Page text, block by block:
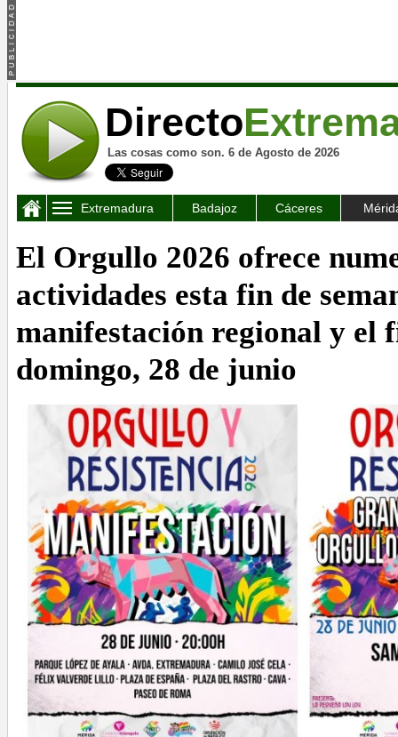
Directo
Las cosas como son. 6 de Agosto de 2026
Extremadura Badajoz Cáceres
El Orgullo 2026 ofrece
actividades esta fin de
manifestación regional y el
domingo, 28 de junio